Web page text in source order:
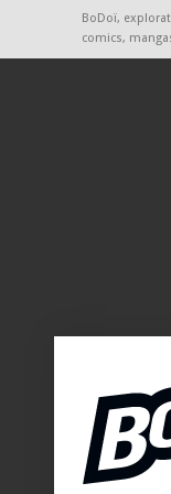
BoDoï,
comics,